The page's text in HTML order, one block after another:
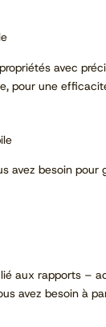
avec
pour une
avez besoin pour
aux rapports –
avez besoin à